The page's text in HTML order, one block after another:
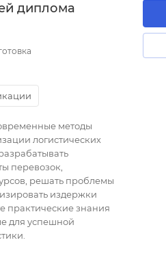
диплома
методы
логистических
перевозок,
решать проблемы
издержки
практические знания
для успешной